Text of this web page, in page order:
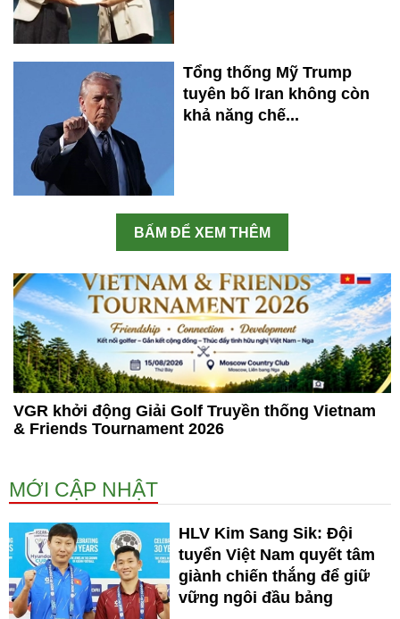
Tổng thống Mỹ Trump
tuyên bố Iran không còn
khả năng chế...
BẤM ĐỂ XEM THÊM
VGR khởi động Giải Golf Truyền thống Vietnam
& Friends Tournament 2026
MỚI CẬP NHẬT
HLV Kim Sang Sik: Đội
tuyển Việt Nam quyết tâm
giành chiến thắng để giữ
vững ngôi đầu bảng